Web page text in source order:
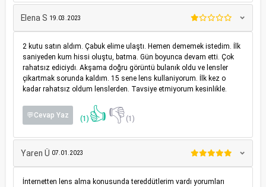
Elena S 19.03.2023
2 kutu satın aldım. Çabuk elime ulaştı. Hemen dememek istedim. İlk
saniyeden kum hissi oluştu, batma. Gün boyunca devam etti. Çok
rahatsız ediciydı. Akşama doğru görüntü bulanık oldu ve lensler
çikartmak sorunda kaldım. 15 sene lens kullaniyorum. İlk kez o
kadar rahatsız oldum lenslerden. Tavsiye etmiyorum kesinlikle.
💬Cevap Yaz (1) 👍👎(1)
Yaren Ü 07.01.2023
İnternetten lens alma konusunda tereddütlerim vardı yorumları